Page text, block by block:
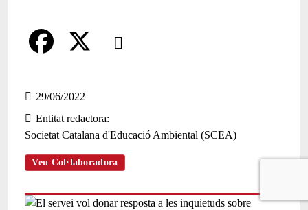
Comparteix
a
c
b
o
29/06/2022
Entitat redactora
Societat Catalana d'Educació Ambiental (SCEA)
Veu Col·laboradora